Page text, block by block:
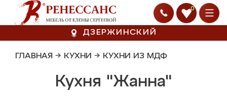
0
ДЗЕРЖИНСКИЙ
ГЛАВНАЯ → КУХНИ → КУХНИ ИЗ МДФ
Кухня "Жанна"